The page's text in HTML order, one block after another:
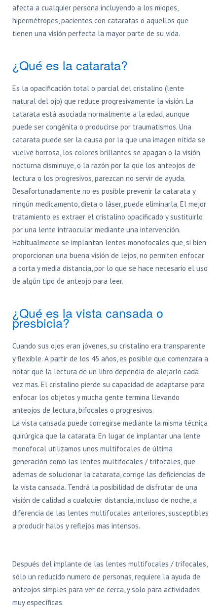
afecta a cualquier persona incluyendo a los miopes,
hipermétropes, pacientes con cataratas o aquellos que
tienen una visión perfecta la mayor parte de su vida.
¿Qué es la catarata?
Es la opacificación total o parcial del cristalino (lente
natural del ojo) que reduce progresivamente la visión. La
catarata está asociada normalmente a la edad, aunque
puede ser congénita o producirse por traumatismos. Una
catarata puede ser la causa por la que una imagen nítida se
vuelve borrosa, los colores brillantes se apagan o la visión
nocturna disminuye, o la razón por la que los anteojos de
lectura o los progresivos, parezcan no servir de ayuda.
Desafortunadamente no es posible prevenir la catarata y
ningún medicamento, dieta o láser, puede eliminarla. El mejor
tratamiento es extraer el cristalino opacificado y sustituirlo
por una lente intraocular mediante una intervención.
Habitualmente se implantan lentes monofocales que, si bien
proporcionan una buena visión de lejos, no permiten enfocar
a corta y media distancia, por lo que se hace necesario el uso
de algún tipo de anteojo para leer.
¿Qué es la vista cansada o
presbicia?
Cuando sus ojos eran jóvenes, su cristalino era transparente
y flexible. A partir de los 45 años, es posible que comenzara a
notar que la lectura de un libro dependía de alejarlo cada
vez mas. El cristalino pierde su capacidad de adaptarse para
enfocar los objetos y mucha gente termina llevando
anteojos de lectura, bifocales o progresivos.
La vista cansada puede corregirse mediante la misma técnica
quirúrgica que la catarata. En lugar de implantar una lente
monofocal utilizamos unos multifocales de última
generación como las lentes multifocales / trifocales, que
ademas de solucionar la catarata, corrige las deficiencias de
la vista cansada. Tendrá la posibilidad de disfrutar de una
visión de calidad a cualquier distancia, incluso de noche, a
diferencia de las lentes multifocales anteriores, susceptibles
a producir halos y reflejos mas intensos.
Después del implante de las lentes multifocales / trifocales,
sólo un reducido numero de personas, requiere la ayuda de
anteojos simples para ver de cerca, y solo para actividades
muy específicas.